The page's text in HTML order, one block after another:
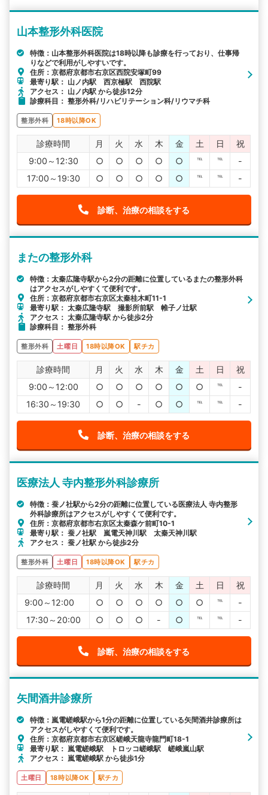
山本整形外科医院
特徴：山本整形外科医院は18時以降も診療を行っており、仕事帰
りなどで利用がしやすいです。
住所：京都府京都市右京区西院安塚町99
最寄り駅： 山ノ内駅 西京極駅 西院駅
アクセス： 山ノ内駅 から徒歩12分
診療科目： 整形外科/リハビリテーション科/リウマチ科
整形外科 18時以降OK
診療時間 月 火 水 木 金 土 日
祝
9:00～12:30
○ ○ ○ ○ ○ ℡ ℡
-
17:00～19:30
○ ○ ○ ○ ○ ℡ ℡ -
診断、治療の相談をする
またの整形外科
特徴：太秦広隆寺駅から2分の距離に位置しているまたの整形外科
はアクセスがしやすくて便利です。
住所：京都府京都市右京区太秦桂木町11-1
最寄り駅： 太秦広隆寺駅 撮影所前駅 帷子ノ辻駅
アクセス： 太秦広隆寺駅 から徒歩2分
診療科目： 整形外科
整形外科 土曜日 18時以降OK 駅チカ
診療時間 月 火 水 木 金 土 日
祝
9:00～12:00
○ ○ ○ ○ ○ ○ ℡
-
16:30～19:30
○ ○ - ○ ○ ℡ ℡ -
診断、治療の相談をする
医療法人 寺内整形外科診療所
特徴：蚕ノ社駅から2分の距離に位置している医療法人 寺内整形
外科診療所はアクセスがしやすくて便利です。
住所：京都府京都市右京区太秦森ケ前町10-1
最寄り駅： 蚕ノ社駅 嵐電天神川駅 太秦天神川駅
アクセス： 蚕ノ社駅 から徒歩2分
整形外科 土曜日 18時以降OK 駅チカ
診療時間 月 火 水 木 金 土 日
祝
9:00～12:00
○ ○ ○ ○ ○ ○ ℡
-
17:30～20:00
○ ○ ○ - ○ ℡ ℡ -
診断、治療の相談をする
矢間酒井診療所
特徴：嵐電嵯峨駅から1分の距離に位置している矢間酒井診療所は
アクセスがしやすくて便利です。
住所：京都府京都市右京区嵯峨天龍寺龍門町18-1
最寄り駅： 嵐電嵯峨駅 トロッコ嵯峨駅 嵯峨嵐山駅
アクセス： 嵐電嵯峨駅 から徒歩1分
土曜日 18時以降OK 駅チカ